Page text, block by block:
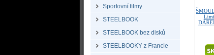
Sportovní filmy
STEELBOOK
STEELBOOK bez disků
STEELBOOKY z Francie